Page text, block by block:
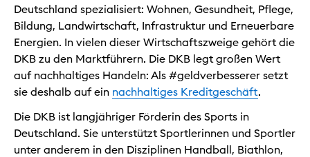
Deutschland spezialisiert: Wohnen, Gesundheit, Pflege,
Bildung, Landwirtschaft, Infrastruktur und Erneuerbare
Energien. In vielen dieser Wirtschaftszweige gehört die
DKB zu den Marktführern. Die DKB legt großen Wert
auf nachhaltiges Handeln: Als #geldverbesserer setzt
sie deshalb auf ein nachhaltiges Kreditgeschäft.
Die DKB ist langjähriger Förderin des Sports in
Deutschland. Sie unterstützt Sportlerinnen und Sportler
unter anderem in den Disziplinen Handball, Biathlon,